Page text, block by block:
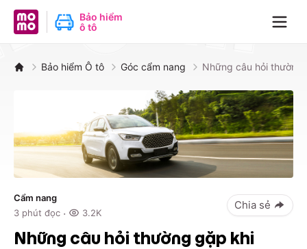
MoMo - Ứng dụng tài chính
Bảo hiểm
ô tô
Bảo hiểm Ô tô Góc cẩm nang Những câu hỏi thường
Cẩm nang
3 phút đọc · 3.2K
Chia sẻ
Những câu hỏi thường gặp khi